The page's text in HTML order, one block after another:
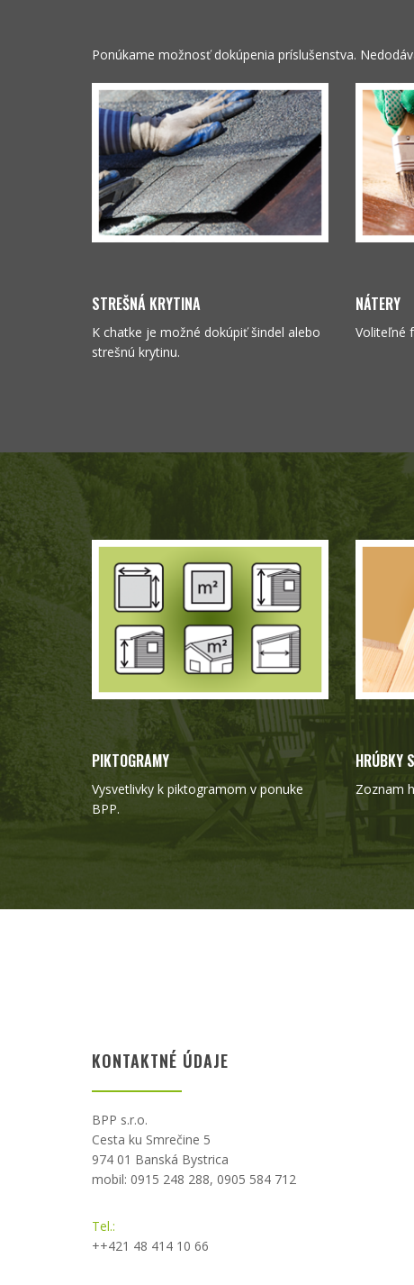
Ponúkame možnosť dokúpenia príslušenstva.
STREŠNÁ KRYTINA
K chatke je možné dokúpiť šindel alebo
strešnú krytinu.
NÁTERY
Voliteľné
PIKTOGRAMY
Vysvetlivky k piktogramom v ponuke
BPP.
HRÚBKY
Zoznam
KONTAKTNÉ ÚDAJE
BPP s.r.o.
Cesta ku Smrečine 5
974 01 Banská Bystrica
mobil: 0915 248 288, 0905 584 712
Tel.:
++421 48 414 10 66